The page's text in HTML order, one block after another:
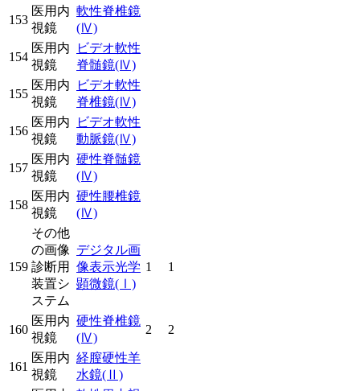
153
医用内
視鏡
軟性脊椎鏡
(Ⅳ)
154
医用内
視鏡
ビデオ軟性
脊髄鏡(Ⅳ)
155
医用内
視鏡
ビデオ軟性
脊椎鏡(Ⅳ)
156
医用内
視鏡
ビデオ軟性
動脈鏡(Ⅳ)
157
医用内
視鏡
硬性脊髄鏡
(Ⅳ)
158
医用内
視鏡
硬性腰椎鏡
(Ⅳ)
159
その他
の画像
診断用
装置シ
ステム
デジタル画
像表示光学
顕微鏡(Ⅰ)
1 1
160
医用内
視鏡
硬性脊椎鏡
(Ⅳ)
2 2
161
医用内
視鏡
経膣硬性羊
水鏡(Ⅱ)